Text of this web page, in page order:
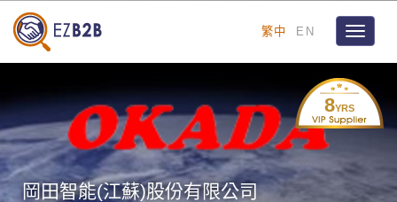
繁中 EN
Toggle
8YRS
岡田智能(江蘇)股份有限公司